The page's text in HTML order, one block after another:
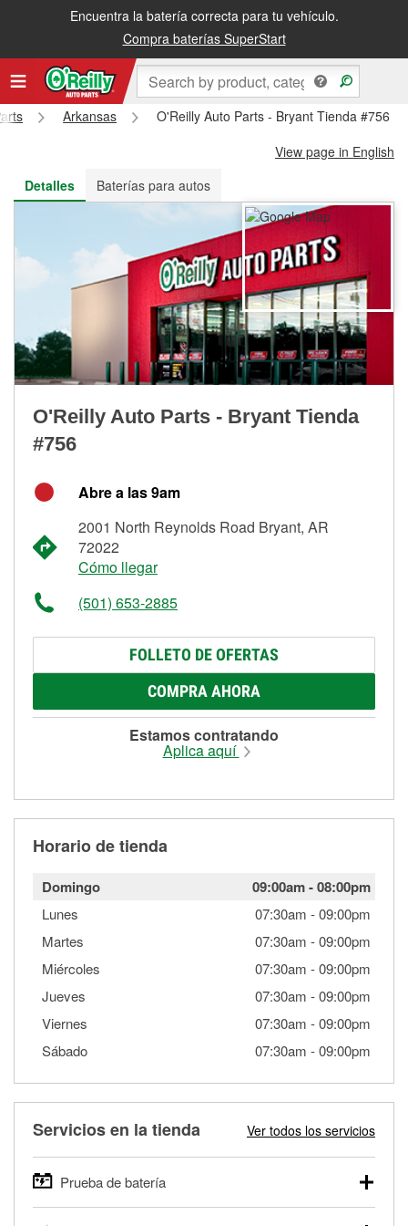
Encuentra la batería correcta para tu vehículo.
Compra baterías SuperStart
Recibe tu orden gratis al día siguiente o recógela en la tienda
Arkansas
O'Reilly Auto Parts - Bryant Tienda #756
View page in English
Detalles
Baterías para autos
O'Reilly Auto Parts - Bryant Tienda
#756
Abre a las 9am
2001 North Reynolds Road Bryant, AR
72022
Cómo llegar
(501) 653-2885
FOLLETO DE OFERTAS
COMPRA AHORA
Estamos contratando
Aplica aquí
Horario de tienda
Domingo 09:00am-08:00pm
Lunes 07:30am -09:00pm
Martes
07:30am -09:00pm
Miércoles
07:30am -09:00pm
Jueves
07:30am -09:00pm
Viernes
07:30am -09:00pm
Sábado
07:30am -09:00pm
Servicios en la tienda Ver todos los servicios
Prueba de batería